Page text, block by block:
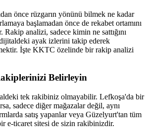
önce rüzgarın yönünü bilmek ne kadar
başlamadan önce de rekabet ortamını
analizi, sadece kimin ne sattığını
ayak izlerini takip ederek
İşte KKTC özelinde bir rakip analizi
Belirleyin
tek rakibiniz olmayabilir. Lefkoşa'da bir
sadece diğer mağazalar değil, aynı
satış yapanlar veya Güzelyurt'tan tüm
e-ticaret sitesi de sizin rakibinizdir.